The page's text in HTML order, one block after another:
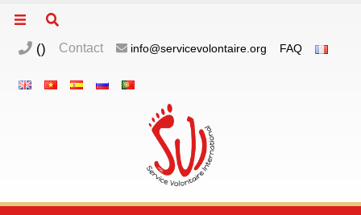
() Contact info@servicevolontaire.org FAQ